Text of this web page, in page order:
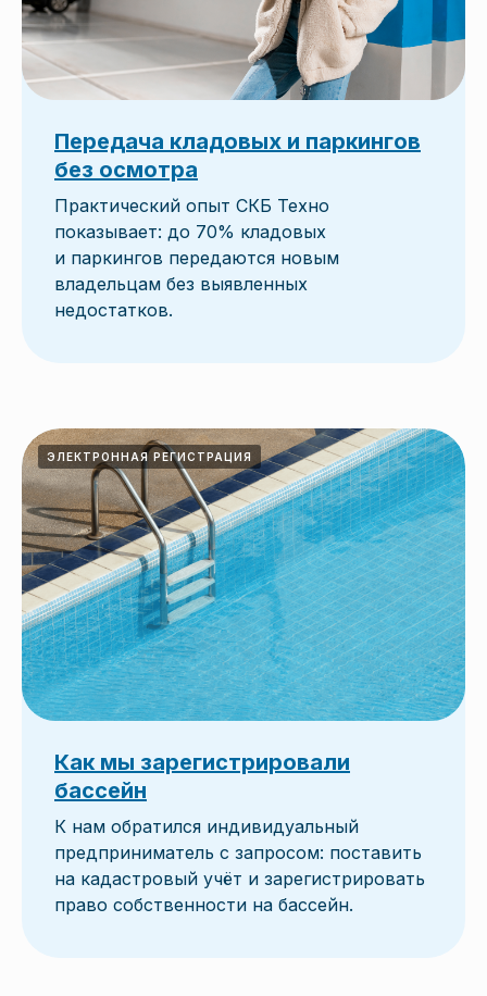
Передача кладовых и паркингов
без осмотра
Практический опыт СКБ Техно
показывает: до 70% кладовых
и паркингов передаются новым
владельцам без выявленных
недостатков.
ЭЛЕКТРОННАЯ РЕГИСТРАЦИЯ
Как мы зарегистрировали
бассейн
К нам обратился индивидуальный
предприниматель с запросом: поставить
на кадастровый учёт и зарегистрировать
право собственности на бассейн.